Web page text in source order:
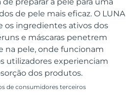
preparar a pele para uma
de pele mais eficaz. O LUNA
os ingredientes ativos dos
e máscaras penetrem
na pele, onde funcionam
utilizadores experienciam
dos produtos.
de consumidores terceiros
devices
eye massagers
de pele KIWI™
care essentials
Peptide Scalp
hair
Whitening Gel
Homens